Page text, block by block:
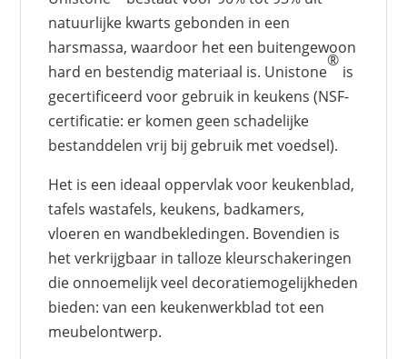
natuurlijke kwarts gebonden in een
harsmassa, waardoor het een buitengewoon
hard en bestendig materiaal is. Unistone
®
is
gecertificeerd voor gebruik in keukens (NSF-
certificatie: er komen geen schadelijke
bestanddelen vrij bij gebruik met voedsel).
Het is een ideaal oppervlak voor keukenblad,
tafels wastafels, keukens, badkamers,
vloeren en wandbekledingen. Bovendien is
het verkrijgbaar in talloze kleurschakeringen
die onnoemelijk veel decoratiemogelijkheden
bieden: van een keukenwerkblad tot een
meubelontwerp.